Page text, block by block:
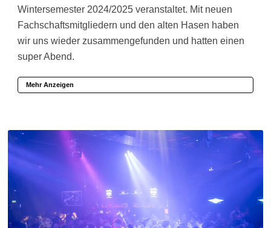
Wintersemester 2024/2025 veranstaltet. Mit neuen
Fachschaftsmitgliedern und den alten Hasen haben
wir uns wieder zusammengefunden und hatten einen
super Abend.
Mehr Anzeigen